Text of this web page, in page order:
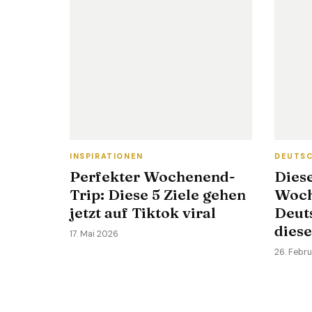
INSPIRATIONEN
Perfekter Wochenend-
Trip: Diese 5 Ziele gehen
jetzt auf Tiktok viral
17. Mai 2026
26.